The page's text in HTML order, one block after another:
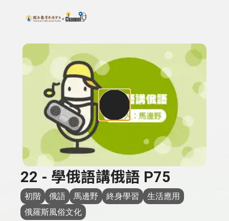
上方功能區塊
搜尋關鍵字：可輸入節目名稱、主持人或關鍵字
22 - 學俄語講俄語 P75
初階 俄語 馬邊野 終身學習
生活應用
俄羅斯風俗文化